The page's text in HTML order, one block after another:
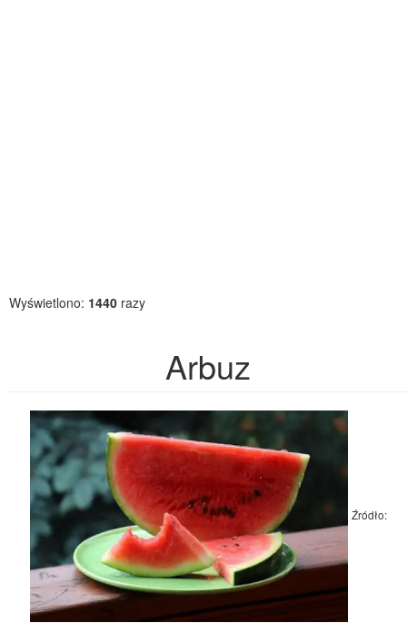
Wyświetlono: 1440 razy
Arbuz
Źródło: